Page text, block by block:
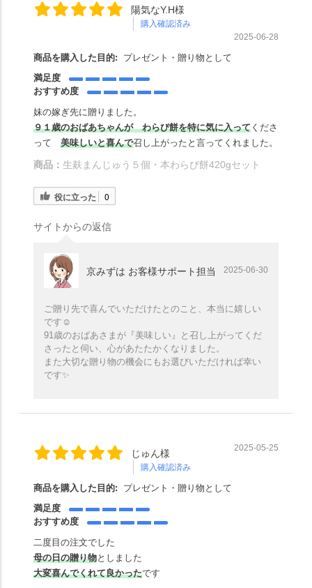
陽気なY.H様
購入確認済み
2025-06-28
商品を購入した目的:
プレゼント・贈り物として
満足度
おすすめ度
妹の嫁ぎ先に贈りました。
９１歳のおばあちゃんが わらび餅を特に気に入って くださ
って 美味しいと喜んで召し上がったと言ってくれました。
商品： 生麸まんじゅう５個・本わらび餅420gセット
役に立った 0
サイトからの返信
京みずは お客様サポート担当 2025-06-30
ご贈り先で喜んでいただけたとのこと、本当に嬉しい
です☺️
91歳のおばあさまが『美味しい』と召し上がってくだ
さったと伺い、心があたたかくなりました。
また大切な贈り物の機会にもお選びいただければ幸い
です✨️
じゅん様
購入確認済み
2025-05-25
商品を購入した目的:
プレゼント・贈り物として
満足度
おすすめ度
二度目の注文でした
母の日の贈り物としました
大変喜んでくれて良かったです